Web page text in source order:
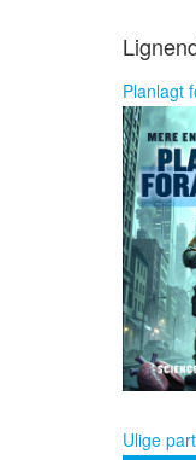
Planlagt
Ulige